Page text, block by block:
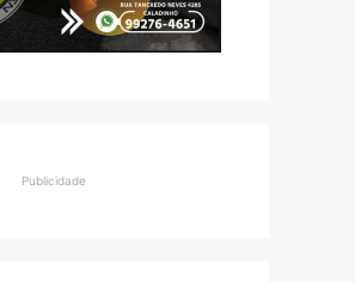
Publicidade